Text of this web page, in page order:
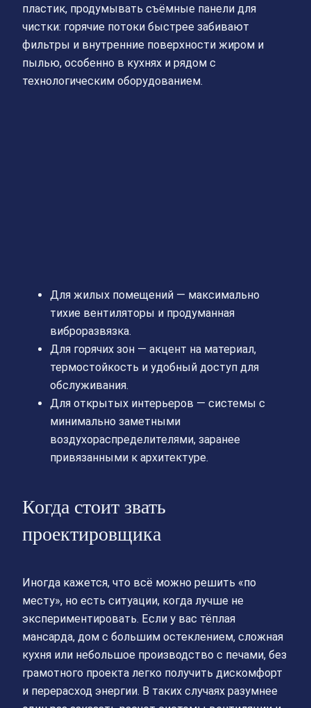
пластик, продумывать съёмные панели для
чистки: горячие потоки быстрее забивают
фильтры и внутренние поверхности жиром и
пылью, особенно в кухнях и рядом с
технологическим оборудованием.
Для жилых помещений — максимально
тихие вентиляторы и продуманная
виброразвязка.
Для горячих зон — акцент на материал,
термостойкость и удобный доступ для
обслуживания.
Для открытых интерьеров — системы с
минимально заметными
воздухораспределителями, заранее
привязанными к архитектуре.
Когда стоит звать
проектировщика
Иногда кажется, что всё можно решить «по
месту», но есть ситуации, когда лучше не
экспериментировать. Если у вас тёплая
мансарда, дом с большим остеклением, сложная
кухня или небольшое производство с печами, без
грамотного проекта легко получить дискомфорт
и перерасход энергии. В таких случаях разумнее